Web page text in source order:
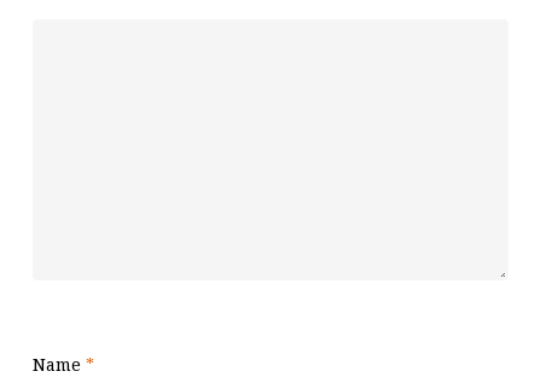
Name *